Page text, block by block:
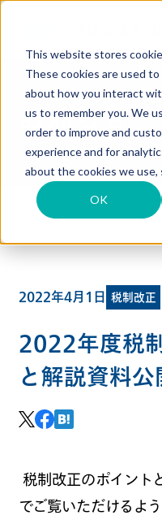
This website stores
These cookies are used
about how you interact
us to remember you. We
order to improve and
experience and for
about the cookies we use,
OK
お知らせ
TOP
2022年4月1日 税制改正
2022年度税
と解説資料公
税制改正のポイント
でご覧いただけるよ